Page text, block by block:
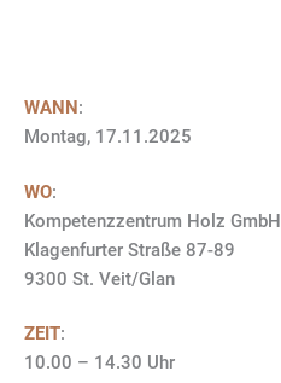
WANN:
Montag, 17.11.2025
WO:
Kompetenzzentrum Holz GmbH
Klagenfurter Straße 87-89
9300 St. Veit/Glan
ZEIT:
10.00 – 14.30 Uhr